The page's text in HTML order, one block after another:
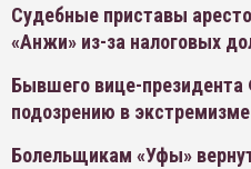
Судебные приставы
«Анжи» из-за налоговых
Бывшего вице-
подозрению в экстремизме
Болельщикам «Уфы»